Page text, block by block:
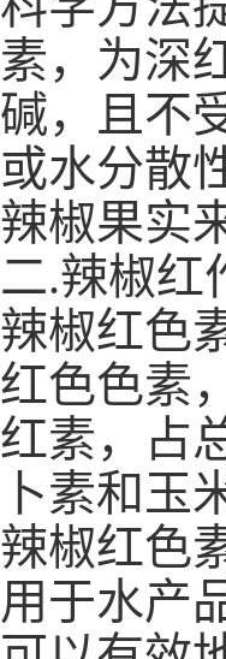
素，为深
碱，且不
或水分散
辣椒果实
二.辣椒红
辣椒红色
红色色素
红素，占
卜素和玉
辣椒红色
用于水产